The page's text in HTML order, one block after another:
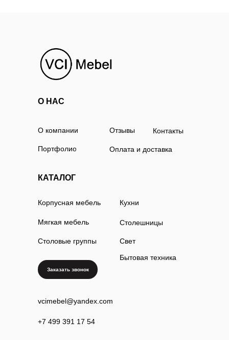
О компании
О НАС
КАТАЛОГ
Портфолио
Контакты
Отзывы
Корпусная мебель
Оплата и доставка
Мягкая мебель
Столовые группы
vcimebel@yandex.com
+7 499 391 17 54
Кухни
Столешницы
Свет
Бытовая техника
Заказать звонок